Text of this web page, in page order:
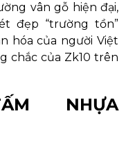
vân gỗ hiện đại,
đẹp “trường tồn”
hóa của người Việt
chắc của Zk10 trên
NHỰA